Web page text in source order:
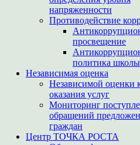
напряженности
Противодействие
просвещение
политика школы
Независимая оценка
Независимой оценки
оказания услуг
Мониторинг
обращений
граждан
Центр ТОЧКА РОСТА